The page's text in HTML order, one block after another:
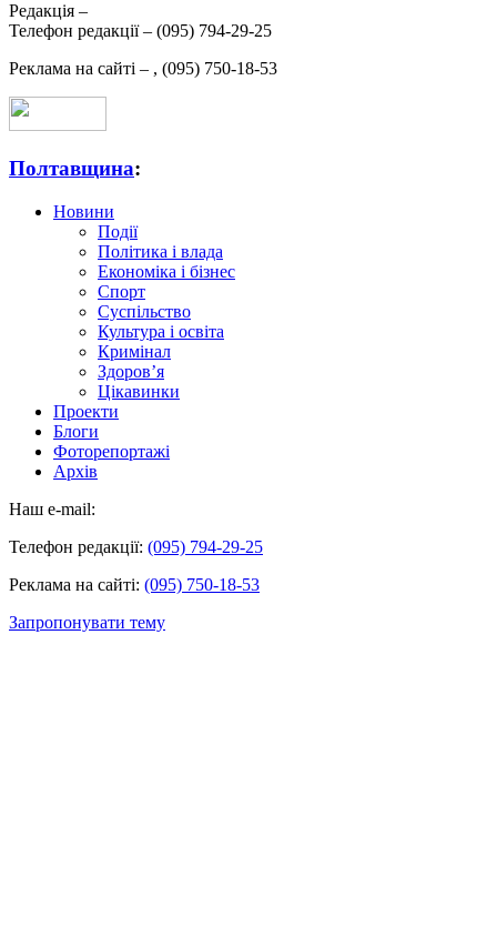
Редакція –
Телефон редакції – (095) 794-29-25
Реклама на сайті – , (095) 750-18-53
Полтавщина:
Новини
Події
Політика і влада
Економіка і бізнес
Спорт
Суспільство
Культура і освіта
Кримінал
Здоров’я
Цікавинки
Проекти
Блоги
Фоторепортажі
Архів
Наш e-mail:
Телефон редакції: (095) 794-29-25
Реклама на сайті: (095) 750-18-53
Запропонувати тему